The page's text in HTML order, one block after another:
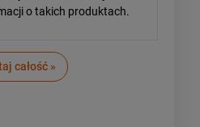
o takich produktach.
całość »